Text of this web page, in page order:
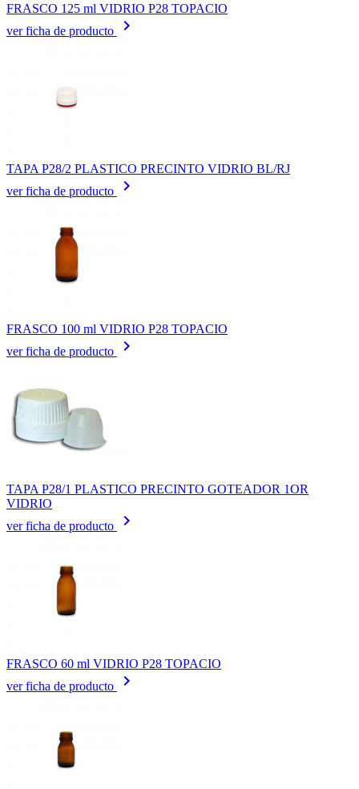
FRASCO 125 ml VIDRIO P28 TOPACIO
ver ficha de producto
keyboard_arrow_right
TAPA P28/2 PLASTICO PRECINTO VIDRIO BL/RJ
ver ficha de producto
keyboard_arrow_right
FRASCO 100 ml VIDRIO P28 TOPACIO
ver ficha de producto
keyboard_arrow_right
TAPA P28/1 PLASTICO PRECINTO GOTEADOR 1OR
VIDRIO
ver ficha de producto
keyboard_arrow_right
FRASCO 60 ml VIDRIO P28 TOPACIO
ver ficha de producto
keyboard_arrow_right